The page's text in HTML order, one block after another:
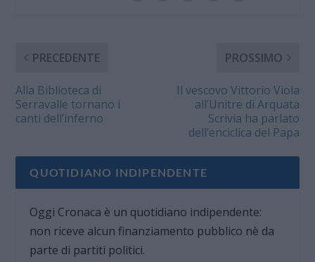
PRECEDENTE
Alla Biblioteca di
Serravalle tornano i
canti dell’inferno
PROSSIMO
Il vescovo Vittorio Viola
all’Unitre di Arquata
Scrivia ha parlato
dell’enciclica del Papa
QUOTIDIANO INDIPENDENTE
Oggi Cronaca è un quotidiano indipendente:
non riceve alcun finanziamento pubblico nè da
parte di partiti politici.